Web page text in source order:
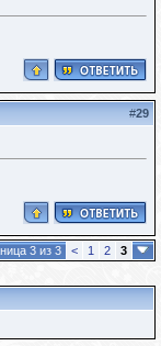
#29
3 из 3 < 1 2 3